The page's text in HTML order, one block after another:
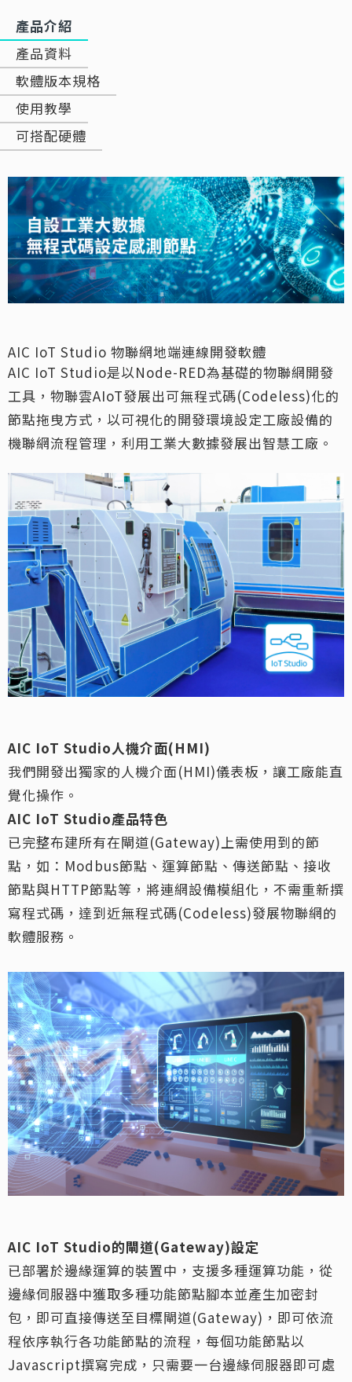
產品介紹
產品資料
軟體版本規格
使用教學
可搭配硬體
AIC IoT Studio 物聯網地端連線開發軟體
AIC IoT Studio是以Node-RED為基礎的物聯網開發
工具，物聯雲AIoT發展出可無程式碼(Codeless)化的
節點拖曳方式，以可視化的開發環境設定工廠設備的
機聯網流程管理，利用工業大數據發展出智慧工廠。
AIC IoT Studio人機介面(HMI)
我們開發出獨家的人機介面(HMI)儀表板，讓工廠能直
覺化操作。
AIC IoT Studio產品特色
已完整布建所有在閘道(Gateway)上需使用到的節
點，如：Modbus節點、運算節點、傳送節點、接收
節點與HTTP節點等，將連網設備模組化，不需重新撰
寫程式碼，達到近無程式碼(Codeless)發展物聯網的
軟體服務。
AIC IoT Studio的閘道(Gateway)設定
已部署於邊緣運算的裝置中，支援多種運算功能，從
邊緣伺服器中獲取多種功能節點腳本並產生加密封
包，即可直接傳送至目標閘道(Gateway)，即可依流
程依序執行各功能節點的流程，每個功能節點以
Javascript撰寫完成，只需要一台邊緣伺服器即可處